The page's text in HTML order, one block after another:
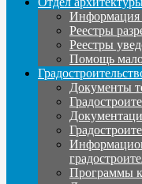
Информация
Реестры
Реестры
Помощь
Документы
Программы